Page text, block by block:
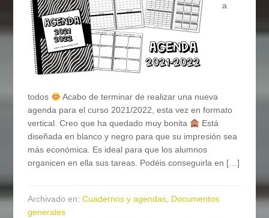
a
todos
Acabo de terminar de realizar una nueva
agenda para el curso 2021/2022, esta vez en formato
vertical. Creo que ha quedado muy bonita
Está
diseñada en blanco y negro para que su impresión sea
más económica. Es ideal para que los alumnos
organicen en ella sus tareas. Podéis conseguirla en […]
Archivado en:Cuadernos y agendas, Documentos
generales